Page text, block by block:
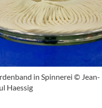
in Spinnerei © Jean-
Haessig